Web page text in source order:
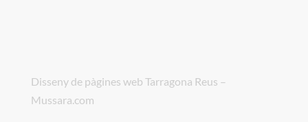
Disseny de pàgines web Tarragona Reus –
Mussara.com